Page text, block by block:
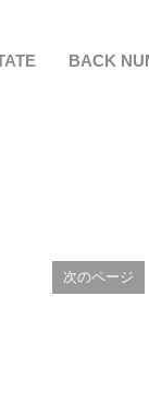
BACK
次のページ